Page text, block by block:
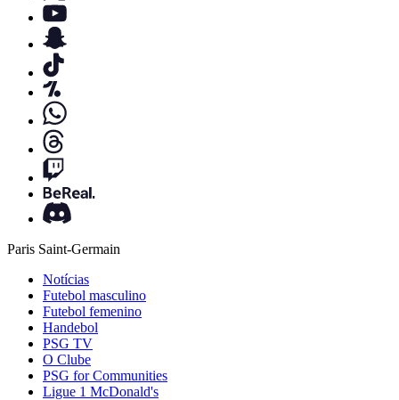
Paris Saint-Germain
Notícias
Futebol masculino
Futebol femenino
Handebol
PSG TV
O Clube
PSG for Communities
Ligue 1 McDonald's